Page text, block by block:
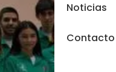
Noticias
Contacto